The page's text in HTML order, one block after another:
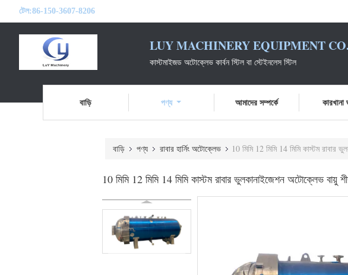
টেল:86-150-3607-8206
LUY MACHINERY EQUIPMENT
কাস্টমাইজড অটোক্লেভ কার্বন স্টিল বা স্টেইনলেস স্টিল
বাড়ি পণ্য আমাদের সম্পর্কে
বাড়ি পণ্য রাবার হার্নিং অটোক্লেভ 10 মিমি 12 মিমি 14 মিমি কাস্টম
10 মিমি 12 মিমি 14 মিমি কাস্টম রাবার ভুলকানাইজেশন অটোক্লেভ বায়ু